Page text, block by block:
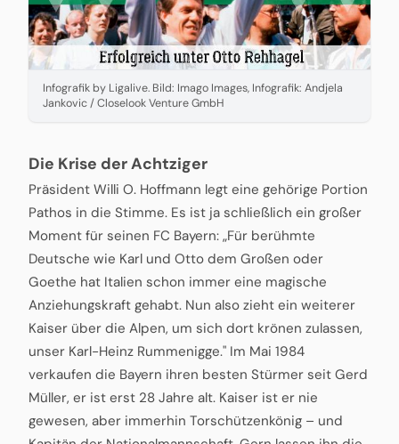
Infografik by Ligalive. Bild: Imago Images, Infografik: Andjela
Jankovic / Closelook Venture GmbH
Die Krise der Achtziger
Präsident Willi O. Hoffmann legt eine gehörige Portion
Pathos in die Stimme. Es ist ja schließlich ein großer
Moment für seinen FC Bayern: „Für berühmte
Deutsche wie Karl und Otto dem Großen oder
Goethe hat Italien schon immer eine magische
Anziehungskraft gehabt. Nun also zieht ein weiterer
Kaiser über die Alpen, um sich dort krönen zulassen,
unser Karl-Heinz Rummenigge." Im Mai 1984
verkaufen die Bayern ihren besten Stürmer seit Gerd
Müller, er ist erst 28 Jahre alt. Kaiser ist er nie
gewesen, aber immerhin Torschützenkönig – und